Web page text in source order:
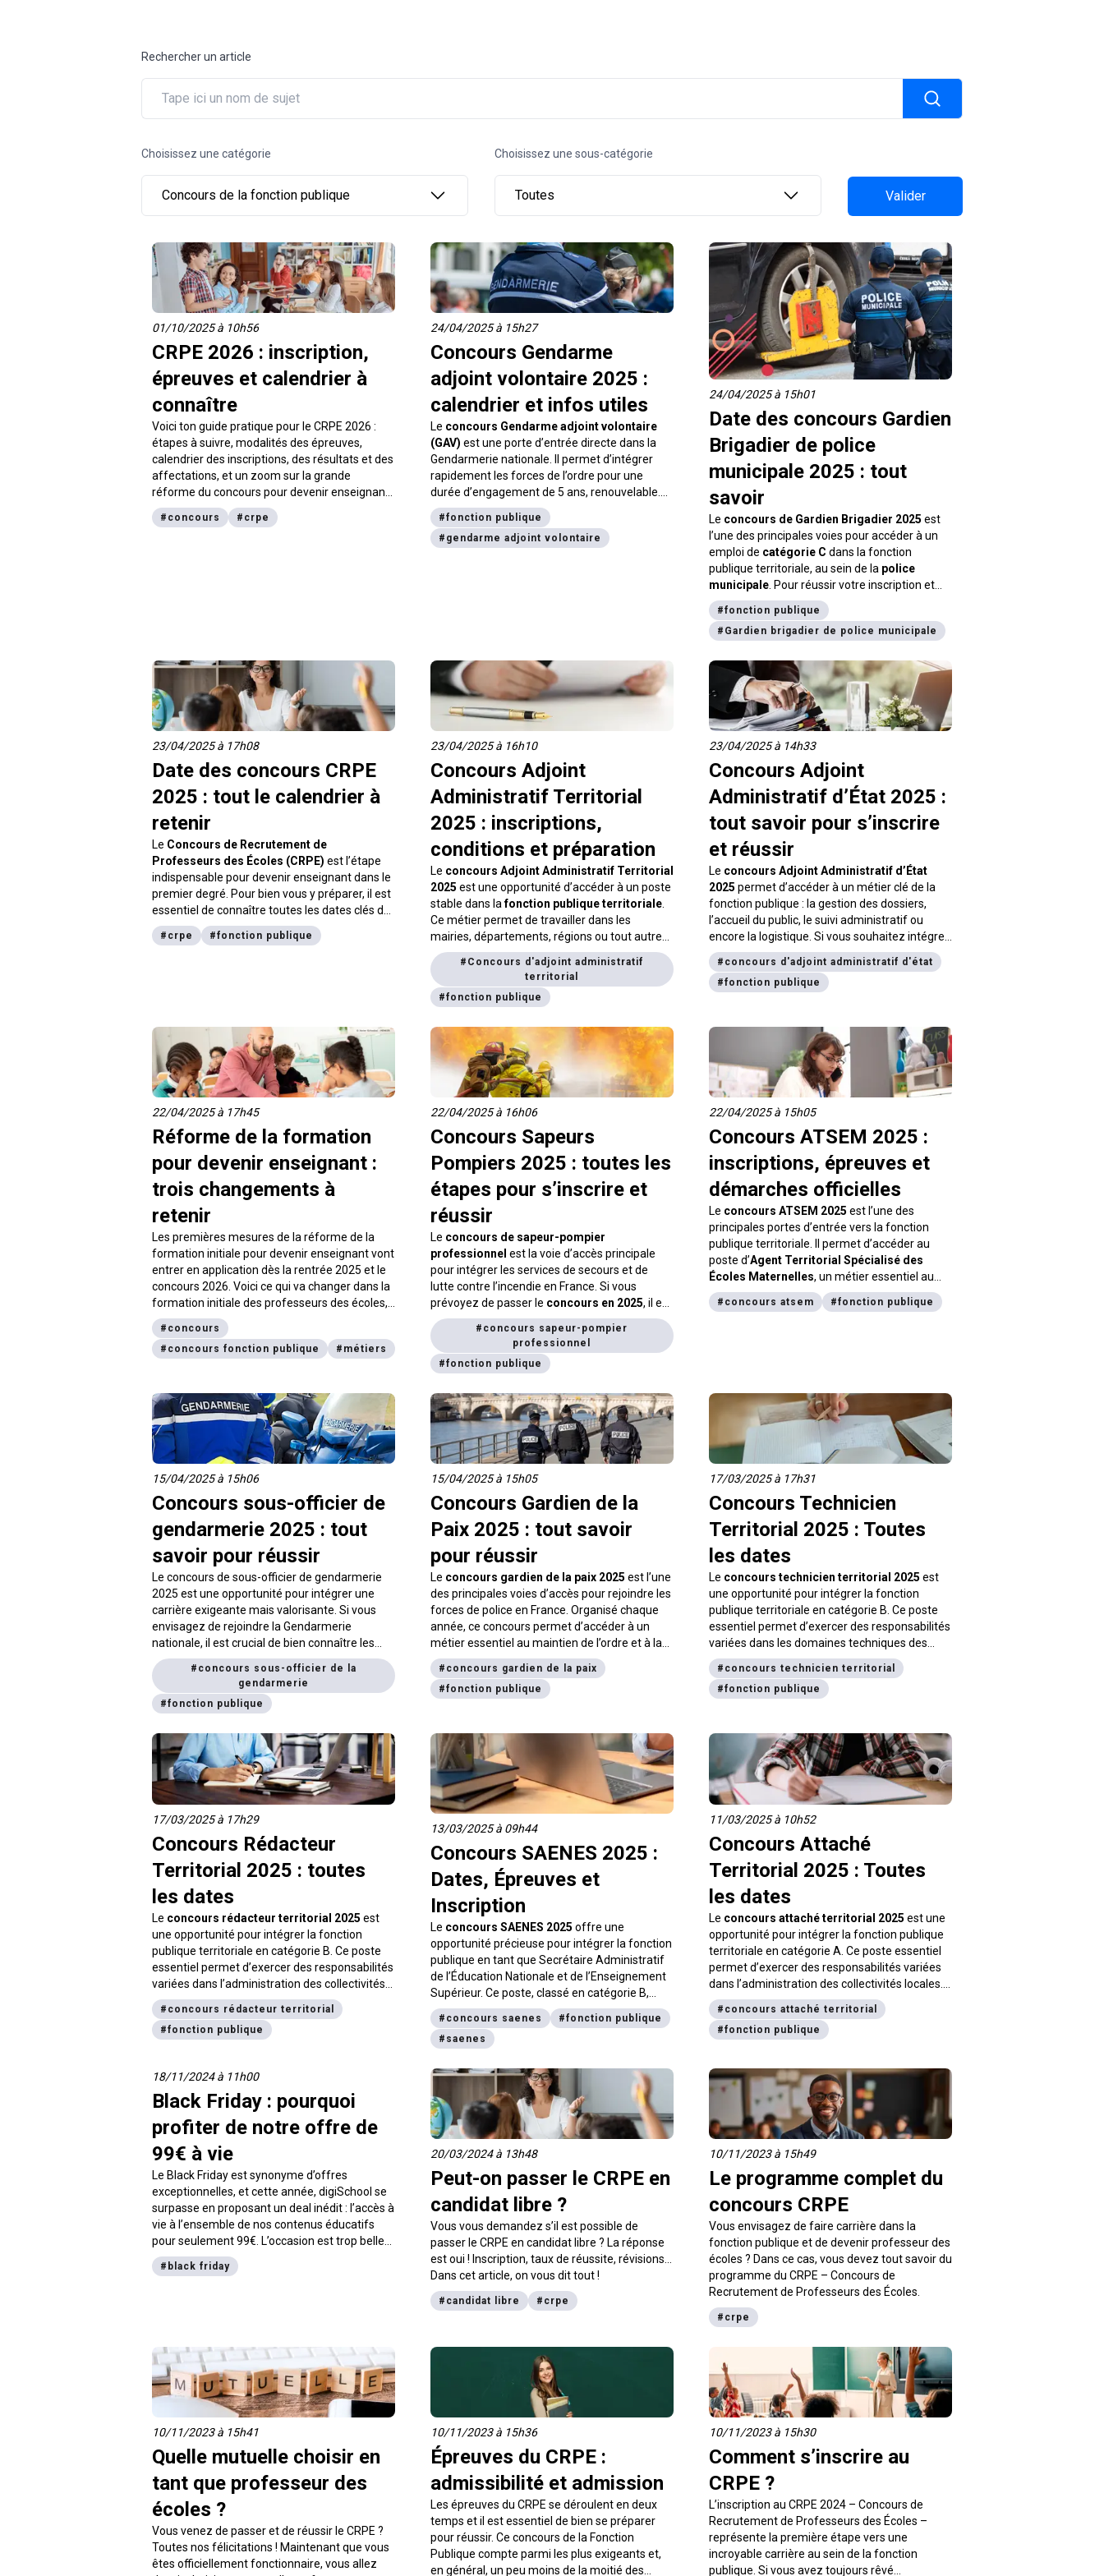
Rechercher un article
Choisissez une catégorie
Concours de la fonction publique
Choisissez une sous-catégorie
Toutes Valider
01/10/2025 à 10h56
CRPE 2026 : inscription,
épreuves et calendrier à
connaître
Voici ton guide pratique pour le CRPE 2026 :
étapes à suivre, modalités des épreuves,
calendrier des inscriptions, des résultats et des
affectations, et un zoom sur la grande
réforme du concours pour devenir enseignant
dès bac+3. digiSchool t’explique tout.
# concours # crpe
24/04/2025 à 15h27
Concours Gendarme
adjoint volontaire 2025 :
calendrier et infos utiles
Le concours Gendarme adjoint volontaire
(GAV) est une porte d’entrée directe dans la
Gendarmerie nationale. Il permet d’intégrer
rapidement les forces de l’ordre pour une
durée d’engagement de 5 ans, renouvelable.
En 2025, plusieurs voies de recrutement sont
ouvertes, avec des dates bien définies pour les
concours internes et externes. Voici tout ce
#fonction publique
# gendarme adjoint volontaire
24/04/2025 à 15h01
Date des concours Gardien
Brigadier de police
municipale 2025 : tout
savoir
Le concours de Gardien Brigadier 2025 est
l’une des principales voies pour accéder à un
emploi de catégorie C dans la fonction
publique territoriale, au sein de la police
municipale. Pour réussir votre inscription et
planifier votre préparation, il est essentiel de
connaître les dates clés déjà publiées.
#fonction publique
# Gardien brigadier de police municipale
23/04/2025 à 17h08
Date des concours CRPE
2025 : tout le calendrier à
retenir
Le Concours de Recrutement de
Professeurs des Écoles (CRPE) est l’étape
indispensable pour devenir enseignant dans le
premier degré. Pour bien vous y préparer, il est
essentiel de connaître toutes les dates clés du
concours CRPE 2025: inscriptions, épreuves
écrites, oraux, et publication des résultats.
# crpe #fonction publique
23/04/2025 à 16h10
Concours Adjoint
Administratif Territorial
2025 : inscriptions,
conditions et préparation
Le concours Adjoint Administratif Territorial
2025 est une opportunité d’accéder à un poste
stable dans lafonction publique territoriale.
Ce métier permet de travailler dans les
mairies, départements, régions ou tout autre
organisme public local. Voici toutes les
informations pour bien vous inscrire,
comprendre les épreuves et réussir votre
concours.
# Concours d'adjoint administratif
territorial
#fonction publique
23/04/2025 à 14h33
Concours Adjoint
Administratif d’État 2025 :
tout savoir pour s’inscrire
et réussir
Le concours Adjoint Administratif d’État
2025 permet d’accéder à un métier clé de la
fonction publique : la gestion des dossiers,
l’accueil du public, le suivi administratif ou
encore la logistique. Si vous souhaitez intégrer
une administration en 2025, il est essentiel de
connaître les dates, les modalités d’inscription
et les conseils pour bien se préparer.
# concours d'adjoint administratif d'état
#fonction publique
22/04/2025 à 17h45
Réforme de la formation
pour devenir enseignant :
trois changements à
retenir
Les premières mesures de la réforme de la
formation initiale pour devenir enseignant vont
entrer en application dès la rentrée 2025 et le
concours 2026. Voici ce qui va changer dans la
formation initiale des professeurs des écoles,
des enseignants dans le 1er et le 2de degré et
pour les conseillers principaux d’éducation.
# concours
# concours fonction publique # métiers
22/04/2025 à 16h06
Concours Sapeurs
Pompiers 2025 : toutes les
étapes pour s’inscrire et
réussir
Le concours de sapeur-pompier
professionnel est la voie d’accès principale
pour intégrer les services de secours et de
lutte contre l’incendie en France. Si vous
prévoyez de passer le concours en 2025, il est
essentiel de connaître les dates clés des
préinscriptions, des épreuves écrites et des
oraux. Cet article vous fournit un récapitulatif
clair et utile pour ne rien manquer.
# concours sapeur-pompier
professionnel
#fonction publique
22/04/2025 à 15h05
Concours ATSEM 2025 :
inscriptions, épreuves et
démarches officielles
Le concours ATSEM 2025 est l’une des
principales portes d’entrée vers la fonction
publique territoriale. Il permet d’accéder au
poste d’Agent Territorial Spécialisé des
Écoles Maternelles, un métier essentiel au
quotidien des enfants et des enseignants.
Dans cet article, vous trouverez toutes les
# concours atsem #fonction publique
15/04/2025 à 15h06
Concours sous-officier de
gendarmerie 2025 : tout
savoir pour réussir
Le concours de sous-officier de gendarmerie
2025 est une opportunité pour intégrer une
carrière exigeante mais valorisante. Si vous
envisagez de rejoindre la Gendarmerie
nationale, il est crucial de bien connaître les
dates clés, les épreuves et les conditions à
remplir. Ce guide vous aide à tout comprendre
pour vous inscrire et vous préparer
efficacement.
# concours sous-officier de la
gendarmerie
#fonction publique
15/04/2025 à 15h05
Concours Gardien de la
Paix 2025 : tout savoir
pour réussir
Le concours gardien de la paix 2025 est l’une
des principales voies d’accès pour rejoindre les
forces de police en France. Organisé chaque
année, ce concours permet d’accéder à un
métier essentiel au maintien de l’ordre et à la
sécurité publique. Pour le réussir, il est
indispensable de bien connaître les conditions
d’accès, le calendrier, les épreuves et les outils
# concours gardien de la paix
#fonction publique
17/03/2025 à 17h31
Concours Technicien
Territorial 2025 : Toutes
les dates
Le concours technicien territorial 2025 est
une opportunité pour intégrer la fonction
publique territoriale en catégorie B. Ce poste
essentiel permet d’exercer des responsabilités
variées dans les domaines techniques des
collectivités locales. Letechnicien territorial
est chargé de missions techniques,
d’encadrement et de coordination dans divers
vous expliqueles dates du concours
technicien territorial 2025, les épreuves et
les modalités d’inscription. Vous trouverez
aussi des conseils pratiques pour bien vous
préparer.
# concours technicien territorial
#fonction publique
17/03/2025 à 17h29
Concours Rédacteur
Territorial 2025 : toutes
les dates
Le concours rédacteur territorial 2025 est
une opportunité pour intégrer la fonction
publique territoriale en catégorie B. Ce poste
essentiel permet d’exercer des responsabilités
variées dans l’administration des collectivités
locales. Lerédacteur territorialest chargé de
fonctions administratives d’application,
assurant des tâches de gestion administrative,
expliqueles dates du concours rédacteur
territorial 2025, les épreuves et les
modalités d’inscription. Vous trouverez aussi
des conseils pratiques pour bien vous préparer.
# concours rédacteur territorial
#fonction publique
13/03/2025 à 09h44
Concours SAENES 2025 :
Dates, Épreuves et
Inscription
Le concours SAENES 2025 offre une
opportunité précieuse pour intégrer la fonction
publique en tant que Secrétaire Administratif
de l’Éducation Nationale et de l’Enseignement
Supérieur. Ce poste, classé en catégorie B,
implique des responsabilités variées dans
l’administration éducative. LesSAENESjouent
un rôle clé dans la gestion administrative,
scolaires et universitaires. Cet article détaille
les dates du concours SAENES 2025, les
épreuves et les modalités d’inscription, tout
en fournissant des conseils pratiques pour une
préparation efficace.
# concours saenes #fonction publique
# saenes
11/03/2025 à 10h52
Concours Attaché
Territorial 2025 : Toutes
les dates
Le concours attaché territorial 2025 est une
opportunité pour intégrer la fonction publique
territoriale en catégorie A. Ce poste essentiel
permet d’exercer des responsabilités variées
dans l’administration des collectivités locales.
L’attaché territorialtravaille sur la gestion des
ressources humaines, le développement
territorial ou encore la mise en œuvre des
les dates du concours attaché territorial
2025, les épreuves et les modalités
d’inscription. Vous trouverez aussi des
conseils pratiques pour bien vous préparer.
# concours attaché territorial
#fonction publique
18/11/2024 à 11h00
Black Friday : pourquoi
profiter de notre offre de
99€ à vie
Le Black Friday est synonyme d’offres
exceptionnelles, et cette année, digiSchool se
surpasse en proposant un deal inédit : l’accès à
vie à l’ensemble de nos contenus éducatifs
pour seulement 99€. L’occasion est trop belle
pour être manquée, d’autant plus que cette
offre expire le 02 décembre 2024.
# black friday
20/03/2024 à 13h48
Peut-on passer le CRPE en
candidat libre ?
Vous vous demandez s’il est possible de
passer le CRPE en candidat libre ? La réponse
est oui ! Inscription, taux de réussite, révisions…
Dans cet article, on vous dit tout !
# candidat libre # crpe
10/11/2023 à 15h49
Le programme complet du
concours CRPE
Vous envisagez de faire carrière dans la
fonction publique et de devenir professeur des
écoles ? Dans ce cas, vous devez tout savoir du
programme du CRPE – Concours de
Recrutement de Professeurs des Écoles.
# crpe
10/11/2023 à 15h41
Quelle mutuelle choisir en
tant que professeur des
écoles ?
Vous venez de passer et de réussir le CRPE ?
Toutes nos félicitations ! Maintenant que vous
êtes officiellement fonctionnaire, vous allez
10/11/2023 à 15h36
Épreuves du CRPE :
admissibilité et admission
Les épreuves du CRPE se déroulent en deux
temps et il est essentiel de bien se préparer
pour réussir. Ce concours de la Fonction
Publique compte parmi les plus exigeants et,
en général, un peu moins de la moitié des
10/11/2023 à 15h30
Comment s’inscrire au
CRPE ?
L’inscription au CRPE 2024 – Concours de
Recrutement de Professeurs des Écoles –
représente la première étape vers une
incroyable carrière au sein de la fonction
publique. Si vous avez toujours rêvé